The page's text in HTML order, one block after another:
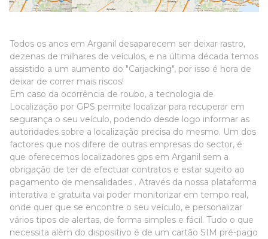
Todos os anos em Arganil desaparecem ser deixar rastro,
dezenas de milhares de veículos, e na última década temos
assistido a um aumento do "Carjacking", por isso é hora de
deixar de correr mais riscos!
Em caso da ocorrência de roubo, a tecnologia de
Localização por GPS permite localizar para recuperar em
segurança o seu veículo, podendo desde logo informar as
autoridades sobre a localização precisa do mesmo. Um dos
factores que nos difere de outras empresas do sector, é
que oferecemos localizadores gps em Arganil sem a
obrigação de ter de efectuar contratos e estar sujeito ao
pagamento de mensalidades . Através da nossa plataforma
interativa e gratuita vai poder monitorizar em tempo real,
onde quer que se encontre o seu veículo, e personalizar
vários tipos de alertas, de forma simples e fácil. Tudo o que
necessita além do dispositivo é de um cartão SIM pré-pago